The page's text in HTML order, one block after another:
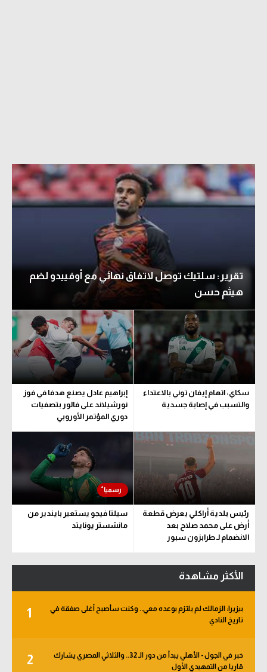
تقرير: سلتيك توصل لاتفاق نهائي مع أوفييدو لضم
هيثم حسن
سكاي: اتهام إيفان توني بالاعتداء
والتسبب في إصابة جسدية
إبراهيم عادل يصنع هدفا في فوز
نورشيلاند على فالور بتصفيات
دوري المؤتمر الأوروبي
رئيس بلدية أراكلي يعرض قطعة
أرض على محمد صلاح بعد
الانضمام لـ طرابزون سبور
سيلتا فيجو يستعير بايندير من
مانشستر يونايتد
الأكثر مشاهدة
1
بيزيرا: الزمالك لم يلتزم بوعده معي.. وكنت سأصبح أغلى صفقة في
تاريخ النادي
2
خبر في الجول - الأهلي يبدأ من دور الـ 32.. والثلاثي المصري يشارك
قاريا من التمهيدي الأول